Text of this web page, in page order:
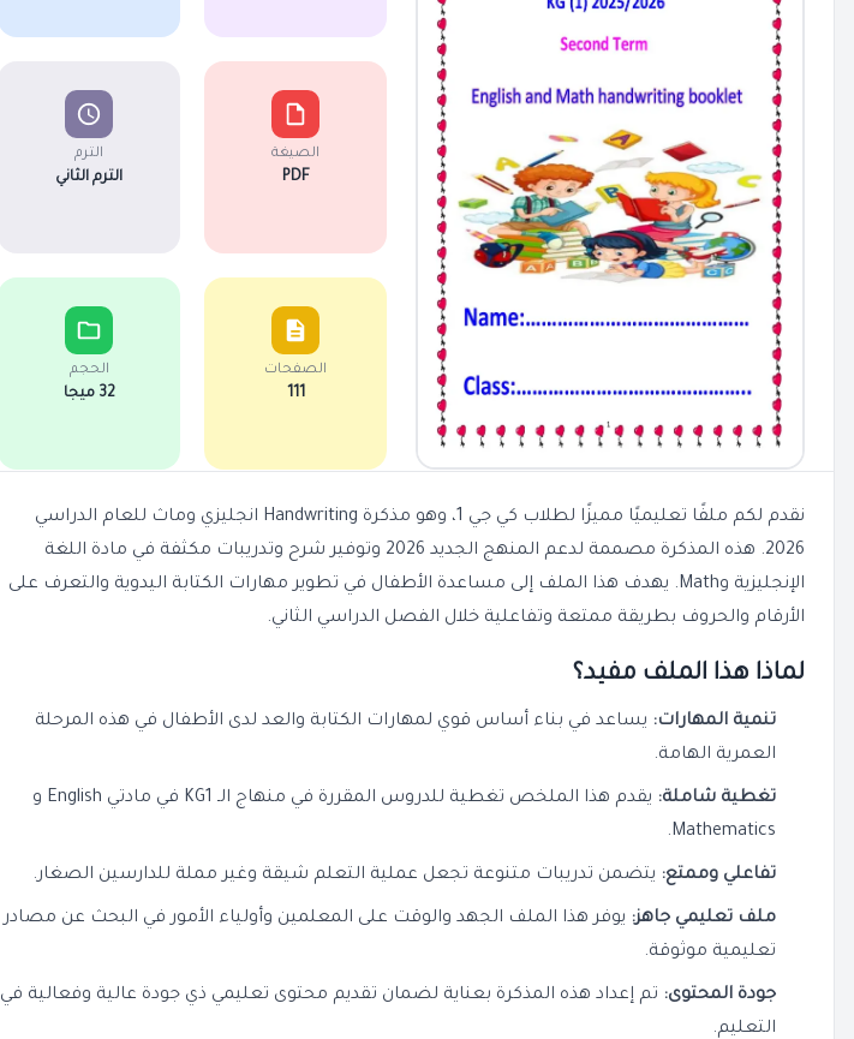
الصيغة
PDF
الترم
الترم الثاني
الصفحات
111
الحجم
32 ميجا
نقدم لكم ملفًا تعليميًا مميزًا لطلاب كي جي 1، وهو مذكرة Handwriting انجليزي وماث للعام الدراسي
2026. هذه المذكرة مصممة لدعم المنهج الجديد 2026 وتوفير شرح وتدريبات مكثفة في مادة اللغة
الإنجليزية وMath. يهدف هذا الملف إلى مساعدة الأطفال في تطوير مهارات الكتابة اليدوية والتعرف على
الأرقام والحروف بطريقة ممتعة وتفاعلية خلال الفصل الدراسي الثاني.
لماذا هذا الملف مفيد؟
تنمية المهارات: يساعد في بناء أساس قوي لمهارات الكتابة والعد لدى الأطفال في هذه المرحلة
العمرية الهامة.
تغطية شاملة: يقدم هذا الملخص تغطية للدروس المقررة في منهاج الـ KG1 في مادتي English و
Mathematics
.
تفاعلي وممتع: يتضمن تدريبات متنوعة تجعل عملية التعلم شيقة وغير مملة للدارسين الصغار.
ملف تعليمي جاهز: يوفر هذا الملف الجهد والوقت على المعلمين وأولياء الأمور في البحث عن مصادر
تعليمية موثوقة.
جودة المحتوى: تم إعداد هذه المذكرة بعناية لضمان تقديم محتوى تعليمي ذي جودة عالية وفعالية في
التعليم.